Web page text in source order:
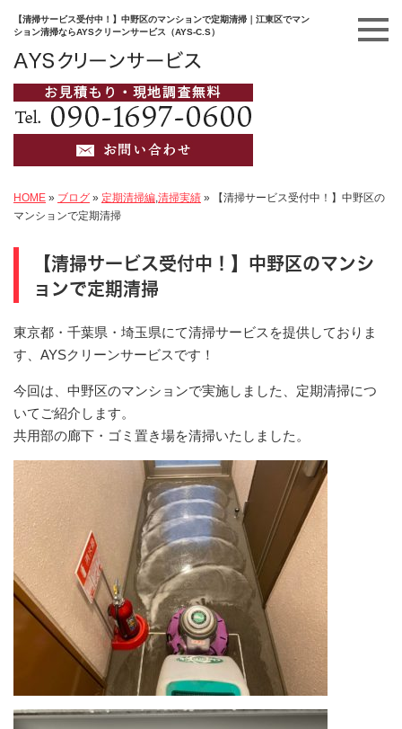
【清掃サービス受付中！】中野区のマンションで定期清掃｜江東区でマン
ション清掃ならAYSクリーンサービス（AYS-C.S）
HOME » ブログ » 定期清掃編,清掃実績 »
【清掃サービス受付中！】中野区の
マンションで定期清掃
【清掃サービス受付中！】中野区のマンシ
ョンで定期清掃
東京都・千葉県・埼玉県にて清掃サービスを提供しておりま
す、AYSクリーンサービスです！
今回は、中野区のマンションで実施しました、定期清掃につ
いてご紹介します。
共用部の廊下・ゴミ置き場を清掃いたしました。